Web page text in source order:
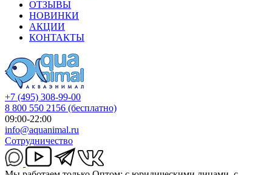
ОТЗЫВЫ
НОВИНКИ
АКЦИИ
КОНТАКТЫ
+7 (495) 308-99-00
8 800 550 2156 (бесплатно)
09:00-22:00
info@aquanimal.ru
Сотрудничество